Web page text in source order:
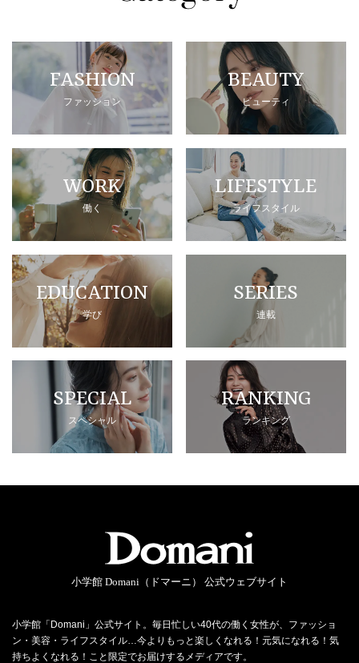
FASHION
ファッション
BEAUTY
ビューティ
WORK
働く
LIFESTYLE
ライフスタイル
EDUCATION
学び
SERIES
連載
SPECIAL
スペシャル
RANKING
ランキング
小学館 Domani（ドマーニ） 公式ウェブサイト
小学館「Domani」公式サイト。毎日忙しい40代の働く女性が、ファッショ
ン・美容・ライフスタイル…今よりもっと楽しくなれる！元気になれる！気
持ちよくなれる！こと限定でお届けするメディアです。